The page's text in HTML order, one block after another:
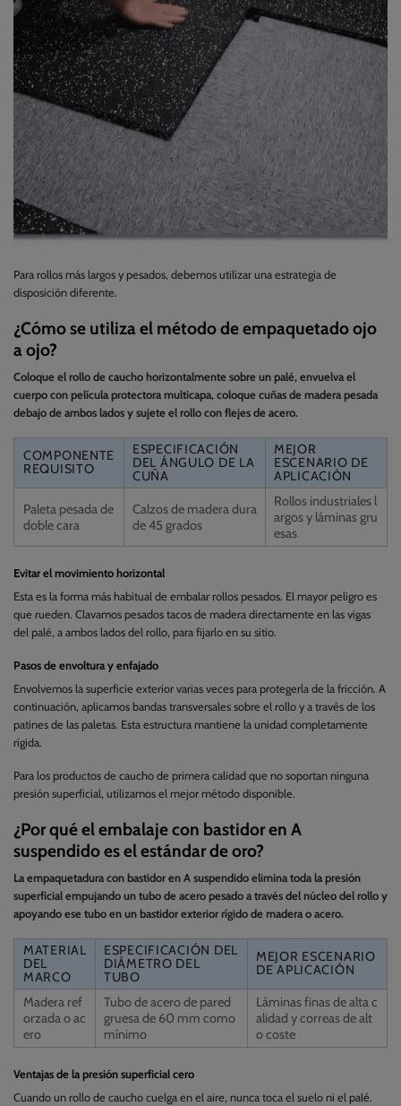
Para rollos más largos y pesados, debemos utilizar una estrategia de
disposición diferente.
¿Cómo se utiliza el método de empaquetado ojo
a ojo?
Coloque el rollo de caucho horizontalmente sobre un palé, envuelva el
cuerpo con película protectora multicapa, coloque cuñas de madera pesada
debajo de ambos lados y sujete el rollo con flejes de acero.
COMPONENTE
REQUISITO
ESPECIFICACIÓN
DEL ÁNGULO DE LA
CUÑA
MEJOR
ESCENARIO DE
APLICACIÓN
Paleta pesada de
doble cara
Calzos de madera dura
de 45 grados
Rollos industriales l
argos y láminas gru
esas
Evitar el movimiento horizontal
Esta es la forma más habitual de embalar rollos pesados. El mayor peligro es
que rueden. Clavamos pesados tacos de madera directamente en las vigas
del palé, a ambos lados del rollo, para fijarlo en su sitio.
Pasos de envoltura y enfajado
Envolvemos la superficie exterior varias veces para protegerla de la fricción. A
continuación, aplicamos bandas transversales sobre el rollo y a través de los
patines de las paletas. Esta estructura mantiene la unidad completamente
rígida.
Para los productos de caucho de primera calidad que no soportan ninguna
presión superficial, utilizamos el mejor método disponible.
¿Por qué el embalaje con bastidor en A
suspendido es el estándar de oro?
La empaquetadura con bastidor en A suspendido elimina toda la presión
superficial empujando un tubo de acero pesado a través del núcleo del rollo y
apoyando ese tubo en un bastidor exterior rígido de madera o acero.
MATERIAL
DEL
MARCO
ESPECIFICACIÓN DEL
DIÁMETRO DEL
TUBO
MEJOR ESCENARIO
DE APLICACIÓN
Madera ref
orzada o ac
ero
Tubo de acero de pared
gruesa de 60 mm como
mínimo
Láminas finas de alta c
alidad y correas de alt
o coste
Ventajas de la presión superficial cero
Cuando un rollo de caucho cuelga en el aire, nunca toca el suelo ni el palé.